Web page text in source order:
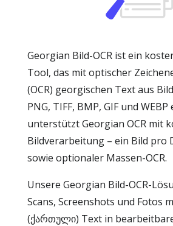
Georgian Bild-OCR ist ein
Tool, das mit optischer
(OCR) georgischen Text aus
PNG, TIFF, BMP, GIF und
unterstützt Georgian OCR mit
Bildverarbeitung – ein Bild pro
sowie optionaler Massen-OCR.
Unsere Georgian Bild-OCR-
Scans, Screenshots und Fotos
(ქართული) Text in